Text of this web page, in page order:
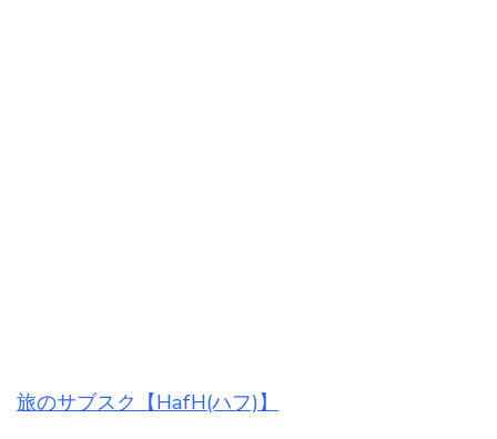
旅のサブスク【HafH(ハフ)】